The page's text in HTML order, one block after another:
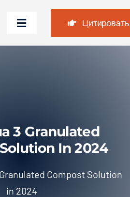
Переключить
вопросы
Цитировать
3 Granulated
In 2024
Granulated Compost Solution
in 2024